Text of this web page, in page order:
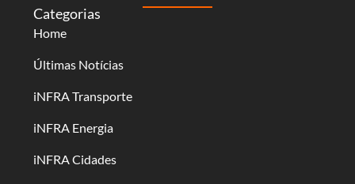
Categorias
Home
Últimas Notícias
iNFRA Transporte
iNFRA Energia
iNFRA Cidades